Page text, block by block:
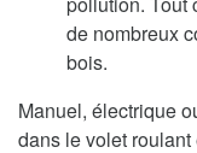
de nombreux
bois.
Manuel, électrique
dans le volet